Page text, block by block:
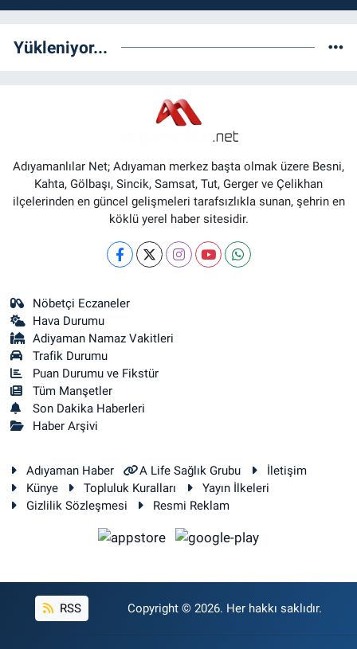
Yükleniyor...
Adıyamanlılar Net; Adıyaman merkez başta olmak üzere Besni,
Kahta, Gölbaşı, Sincik, Samsat, Tut, Gerger ve Çelikhan
ilçelerinden en güncel gelişmeleri tarafsızlıkla sunan, şehrin en
köklü yerel haber sitesidir.
Nöbetçi Eczaneler
Hava Durumu
Adiyaman Namaz Vakitleri
Trafik Durumu
Puan Durumu ve Fikstür
Tüm Manşetler
Son Dakika Haberleri
Haber Arşivi
Adıyaman Haber A Life Sağlık Grubu
İletişim
Künye
Topluluk Kuralları
Yayın İlkeleri
Gizlilik Sözleşmesi
Resmi Reklam
RSS Copyright © 2026. Her hakkı saklıdır.